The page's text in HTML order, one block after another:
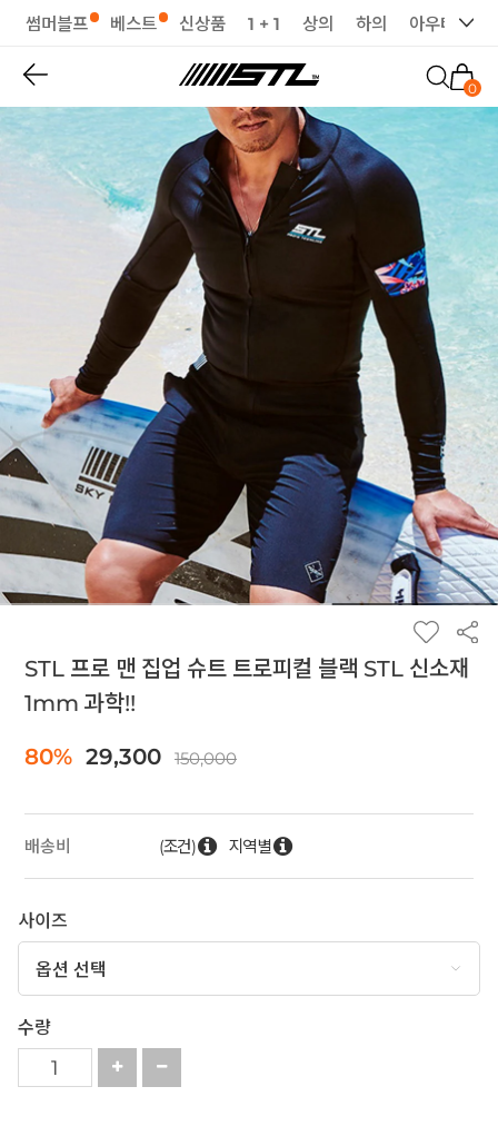
썸머블프 베스트 신상품 1 + 1 상의 하의 아우터
0
STL 프로 맨 집업 슈트 트로피컬 블랙 STL 신소재
1mm 과학!!
80% 29,300 150,000
배송비 (조건) 지역별
사이즈
수량